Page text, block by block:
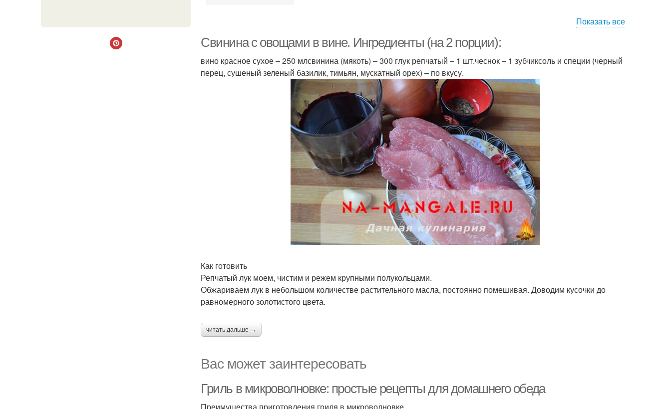
Показать все
Свинина с овощами в вине. Ингредиенты (на 2 порции):
вино красное сухое – 250 млсвинина (мякоть) – 300 глук репчатый – 1 шт.чеснок – 1 зубчиксоль и специи (черный
перец, сушеный зеленый базилик, тимьян, мускатный орех) – по вкусу.
Как готовить
Репчатый лук моем, чистим и режем крупными полукольцами.
Обжариваем лук в небольшом количестве растительного масла, постоянно помешивая. Доводим кусочки до
равномерного золотистого цвета.
читать дальше →
Вас может заинтересовать
Гриль в микроволновке: простые рецепты для домашнего обеда